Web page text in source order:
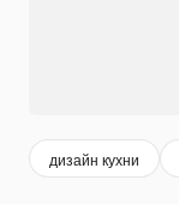
дизайн кухни